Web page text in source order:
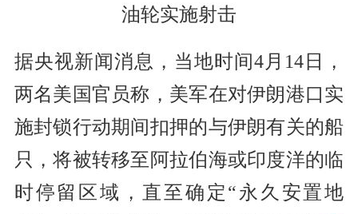
油轮实施射击
据央视新闻消息，当地时间4月14日，
两名美国官员称，美军在对伊朗港口实
施封锁行动期间扣押的与伊朗有关的船
只，将被转移至阿拉伯海或印度洋的临
时停留区域，直至确定“永久安置地